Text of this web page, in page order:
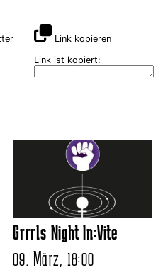
Link kopieren
Link ist kopiert:
Grrrls Night In:Vite
09. März, 18:00